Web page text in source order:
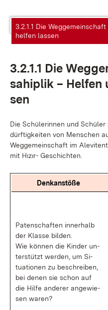
3.2.1.1 Die
helfen lassen
3.2.1.1 Die
sahi­plik –
sen
Die Schü­le­rin­nen und
dürf­tig­kei­ten von Men­schen
Weg­ge­mein­schaft im
mit Hızır- Ge­schich­ten.
Denk­an­stö­ße
Pa­ten­schaf­ten in­ner­halb
der Klas­se bil­den.
Wie kön­nen die Kin­der un­
ter­stützt wer­den, um Si­
tua­tio­nen zu be­schrei­ben,
bei de­nen sie schon auf
die Hil­fe an­de­rer an­ge­wie­
sen wa­ren?